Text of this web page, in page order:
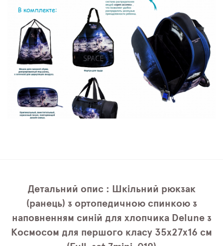
Детальний опис : Шкільний рюкзак
(ранець) з ортопедичною спинкою з
наповненням синій для хлопчика Delune з
Космосом для першого класу 35х27х16 см